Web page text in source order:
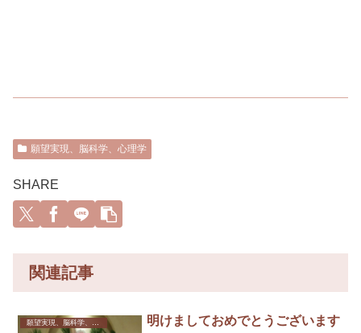
願望実現、脳科学、心理学
SHARE
関連記事
願望実現、脳科学、心理学 明けましておめでとうございます